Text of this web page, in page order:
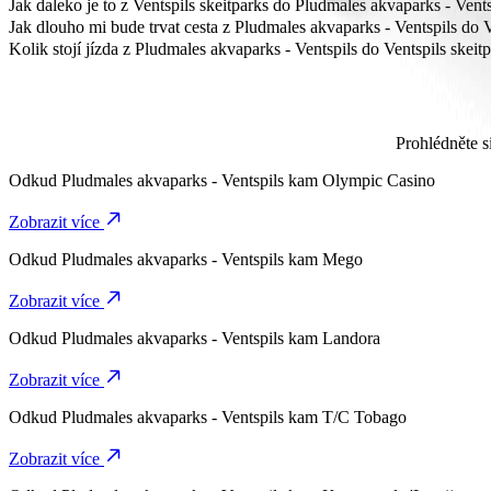
Nejlevnější způsob cesty z Pludmales akvaparks - Ventspils do
Jak daleko je to z Ventspils skeitparks do Pludmales akvaparks -
Z Pludmales akvaparks - Ventspils do Ventspils skeitparks je to
Jak dlouho mi bude trvat cesta z Pludmales akvaparks - Ventspils do
Cesta z Pludmales akvaparks - Ventspils do Ventspils skeitparks s
Kolik stojí jízda z Pludmales akvaparks - Ventspils do Ventspils
Prohlédněte
Odkud Pludmales akvaparks - Ventspils kam Olympic Casino
Zobrazit více
Odkud Pludmales akvaparks - Ventspils kam Mego
Zobrazit více
Odkud Pludmales akvaparks - Ventspils kam Landora
Zobrazit více
Odkud Pludmales akvaparks - Ventspils kam T/C Tobago
Zobrazit více